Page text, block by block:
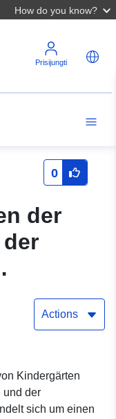
How do you know?
Prisijungti
0
der
Actions
Kindergärten
und der
sich um einen